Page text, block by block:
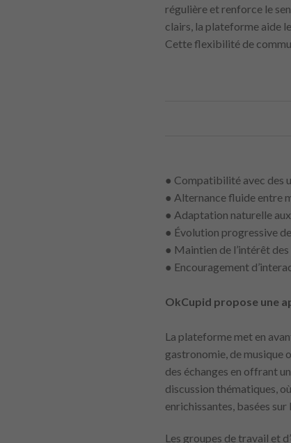
régulière et renforce le
clairs, la plateforme aide
Cette flexibilité de
● Compatibilité avec des
● Alternance fluide entre
● Adaptation naturelle
● Évolution progressive
● Maintien de l’intérêt
● Encouragement
OkCupid propose une
La plateforme met en
gastronomie, de musique
des échanges en offrant
discussion thématiques,
enrichissantes, basées
Les groupes de travail et